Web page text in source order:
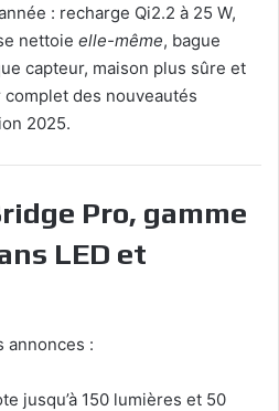
: recharge Qi2.2 à 25 W,
nettoie elle-même, bague
capteur, maison plus sûre et
des nouveautés
2025.
Pro, gamme
LED et
annonces :
jusqu’à 150 lumières et 50